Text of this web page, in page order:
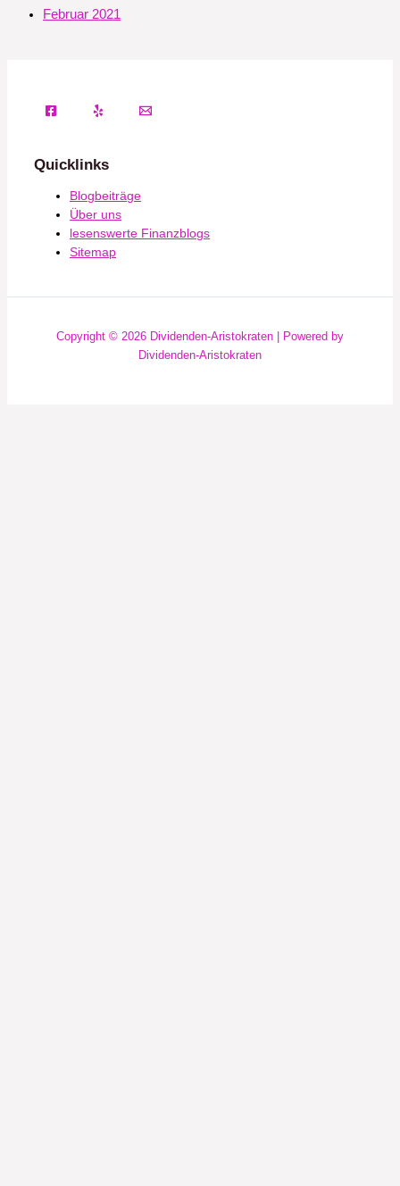
Februar 2021
Quicklinks
Blogbeiträge
Über uns
lesenswerte Finanzblogs
Sitemap
Copyright © 2026 Dividenden-Aristokraten | Powered by
Dividenden-Aristokraten